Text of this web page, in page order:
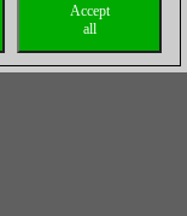
Accept
all